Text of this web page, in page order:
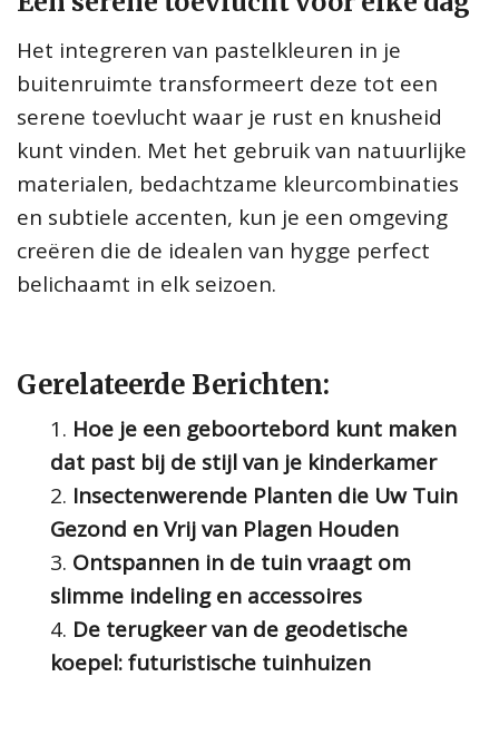
Het integreren van pastelkleuren in je
buitenruimte transformeert deze tot een
serene toevlucht waar je rust en knusheid
kunt vinden. Met het gebruik van natuurlijke
materialen, bedachtzame kleurcombinaties
en subtiele accenten, kun je een omgeving
creëren die de idealen van hygge perfect
belichaamt in elk seizoen.
Gerelateerde Berichten:
Hoe je een geboortebord kunt maken
dat past bij de stijl van je kinderkamer
Insectenwerende Planten die Uw Tuin
Gezond en Vrij van Plagen Houden
Ontspannen in de tuin vraagt om
slimme indeling en accessoires
De terugkeer van de geodetische
koepel: futuristische tuinhuizen